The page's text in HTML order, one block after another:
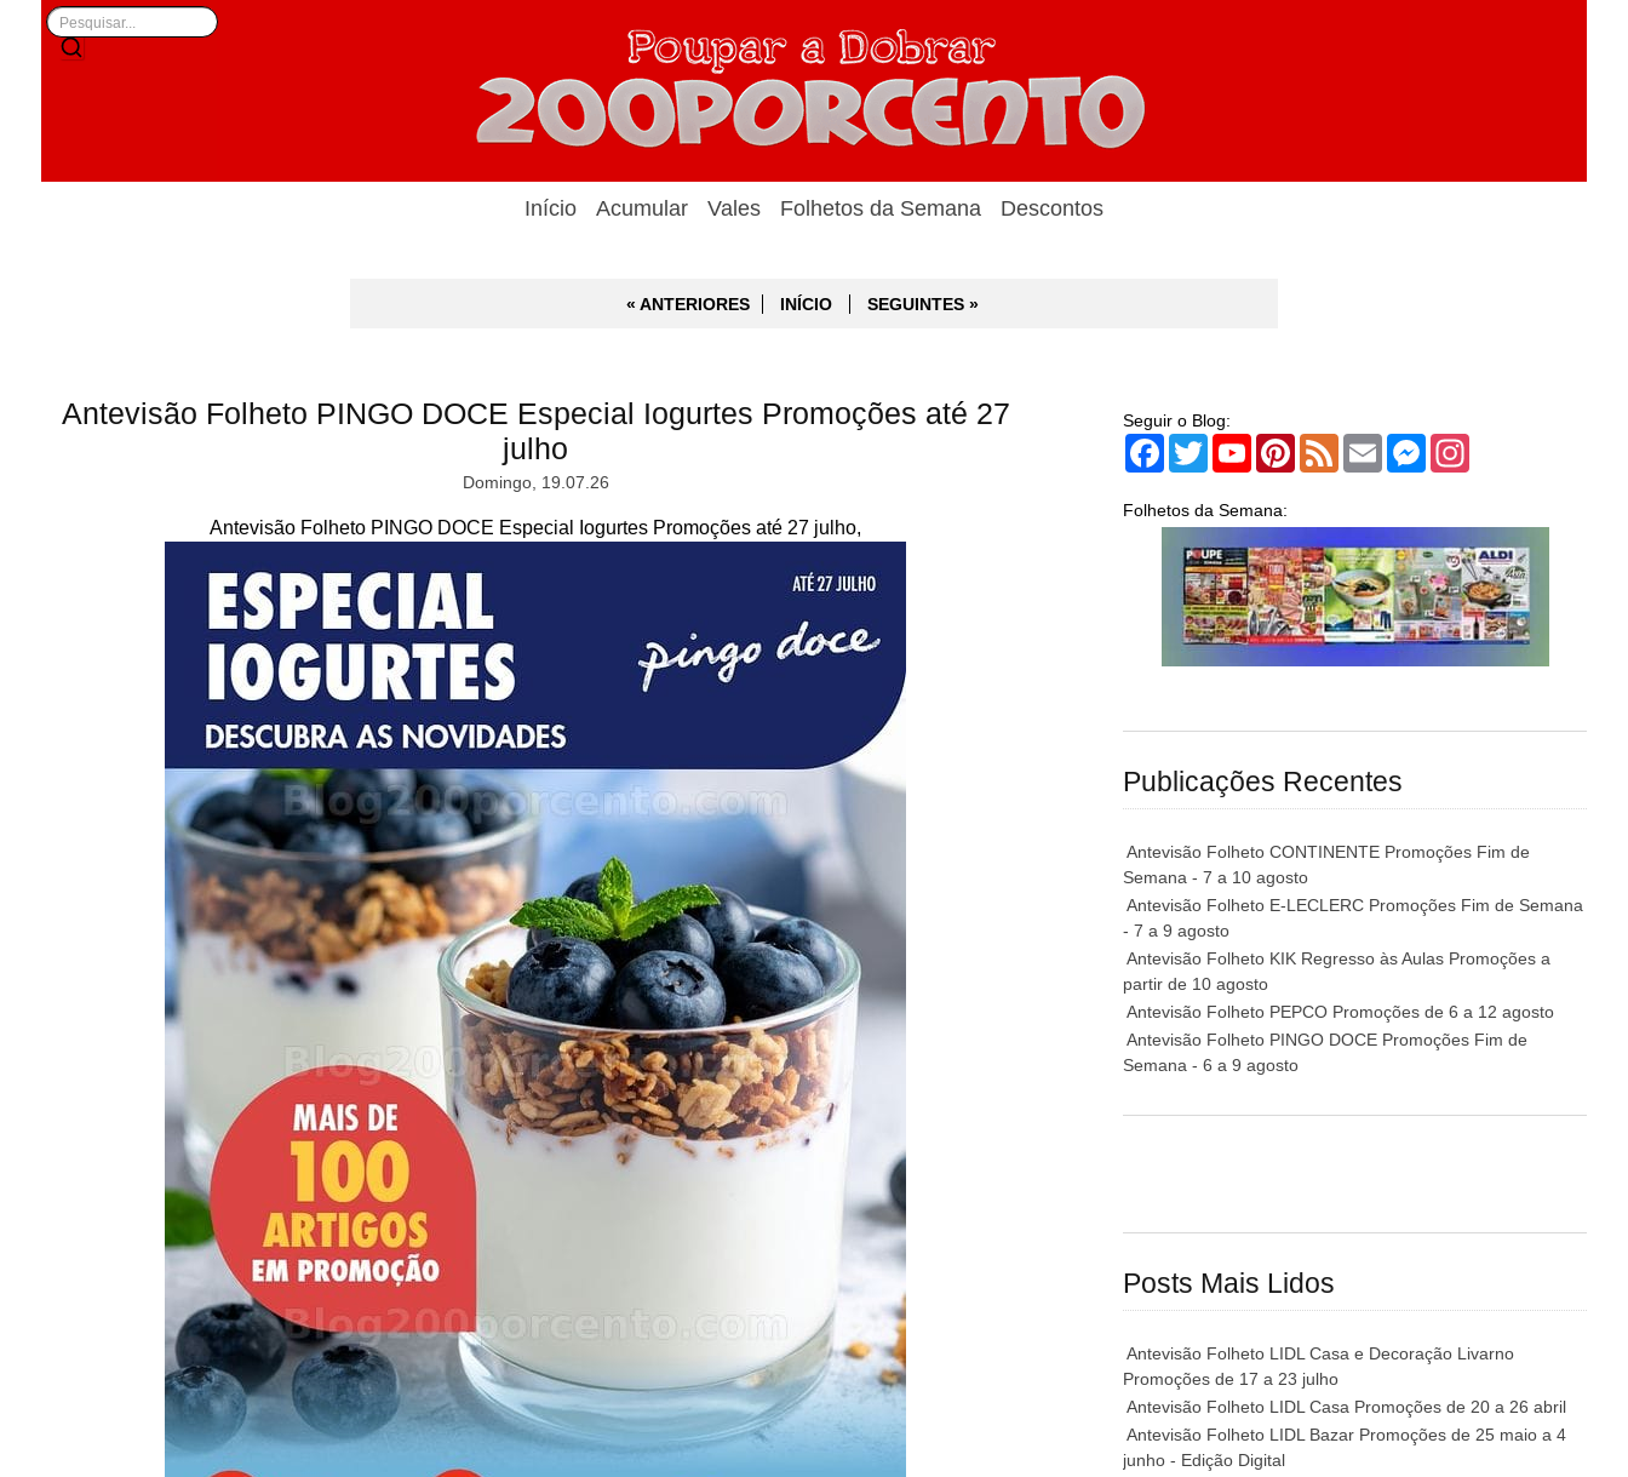
Início Acumular Vales Folhetos da Semana Descontos
« ANTERIORES INÍCIO SEGUINTES »
Antevisão Folheto PINGO DOCE Especial Iogurtes Promoções até 27
julho
Domingo, 19.07.26
Antevisão Folheto PINGO DOCE Especial Iogurtes Promoções até 27 julho,
Seguir o Blog:
Facebook
TwitterYouTubePinterest
Feed Email Messenger
Folhetos da Semana:
Publicações Recentes
Antevisão Folheto CONTINENTE Promoções Fim de
Semana - 7 a 10 agosto
Antevisão Folheto E-LECLERC Promoções Fim de Semana
- 7 a 9 agosto
Antevisão Folheto KIK Regresso às Aulas Promoções a
partir de 10 agosto
Antevisão Folheto PEPCO Promoções de 6 a 12 agosto
Antevisão Folheto PINGO DOCE Promoções Fim de
Semana - 6 a 9 agosto
Posts Mais Lidos
Antevisão Folheto LIDL Casa e Decoração Livarno
Promoções de 17 a 23 julho
Antevisão Folheto LIDL Casa Promoções de 20 a 26 abril
Antevisão Folheto LIDL Bazar Promoções de 25 maio a 4
junho - Edição Digital